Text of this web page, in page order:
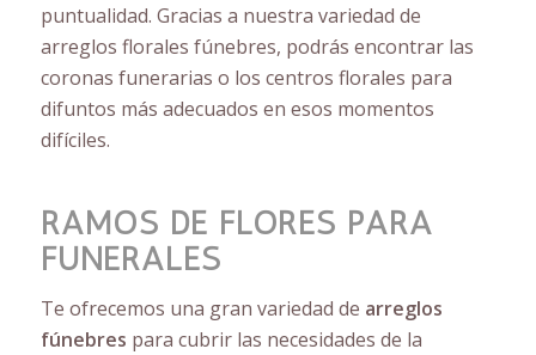
puntualidad. Gracias a nuestra variedad de
arreglos florales fúnebres, podrás encontrar las
coronas funerarias o los centros florales para
difuntos más adecuados en esos momentos
difíciles.
RAMOS DE FLORES PARA
FUNERALES
Te ofrecemos una gran variedad de arreglos
fúnebres para cubrir las necesidades de la